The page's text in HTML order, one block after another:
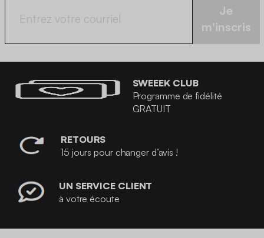
Je
m'inscris
SWEEEK CLUB
Programme de fidélité
GRATUIT
RETOURS
15 jours pour changer d’avis !
UN SERVICE CLIENT
à votre écoute